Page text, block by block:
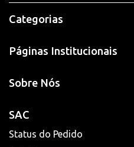
Categorias
Páginas Institucionais
Sobre Nós
SAC
Status do Pedido